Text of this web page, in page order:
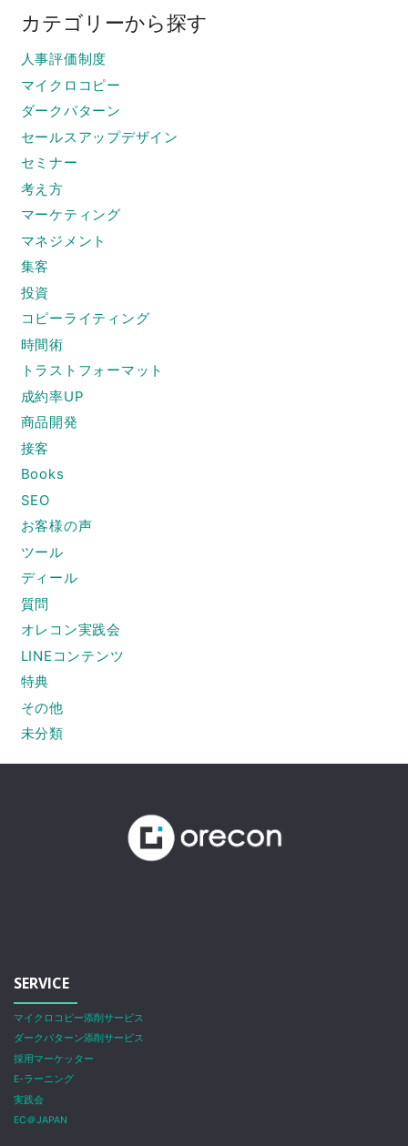
カテゴリーから探す
人事評価制度
マイクロコピー
ダークパターン
セールスアップデザイン
セミナー
考え方
マーケティング
マネジメント
集客
投資
コピーライティング
時間術
トラストフォーマット
成約率UP
商品開発
接客
Books
SEO
お客様の声
ツール
ディール
質問
オレコン実践会
LINEコンテンツ
特典
その他
未分類
SERVICE
マイクロコピー添削サービス
ダークパターン添削サービス
採用マーケッター
E-ラーニング
実践会
EC＠JAPAN